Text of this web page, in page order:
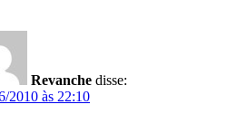
Revanche disse:
2010 às 22:10